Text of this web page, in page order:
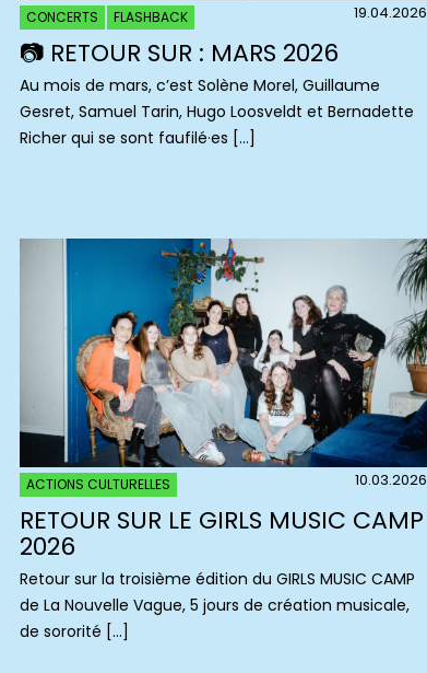
CONCERTS FLASHBACK 19.04.2026
📷 RETOUR SUR : MARS 2026
Au mois de mars, c’est Solène Morel, Guillaume
Gesret, Samuel Tarin, Hugo Loosveldt et Bernadette
Richer qui se sont faufilé·es […]
ACTIONS CULTURELLES 10.03.2026
RETOUR SUR LE GIRLS MUSIC CAMP
2026
Retour sur la troisième édition du GIRLS MUSIC CAMP
de La Nouvelle Vague, 5 jours de création musicale,
de sororité […]